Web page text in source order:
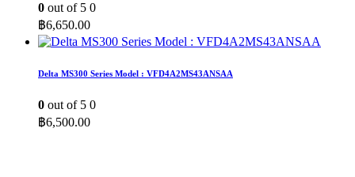
0 out of 5 0
฿6,650.00
Delta MS300 Series Model : VFD4A2MS43ANSAA
0 out of 5 0
฿6,500.00